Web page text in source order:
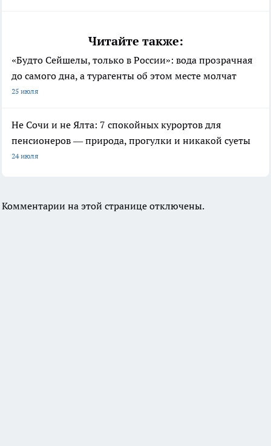
Читайте также:
«Будто Сейшелы, только в России»: вода прозрачная
до самого дна, а турагенты об этом месте молчат
25 июля
Не Сочи и не Ялта: 7 спокойных курортов для
пенсионеров — природа, прогулки и никакой суеты
24 июля
Комментарии на этой странице отключены.